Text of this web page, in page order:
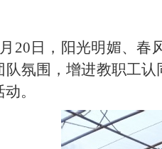
20日，阳光明媚、春
队氛围，增进教职工
。